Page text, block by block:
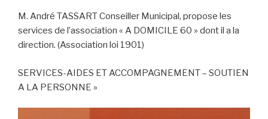
M. André TASSART Conseiller Municipal, propose les
services de l’association « A DOMICILE 60 » dont il a la
direction. (Association loi 1901)
SERVICES-AIDES ET ACCOMPAGNEMENT – SOUTIEN
A LA PERSONNE »